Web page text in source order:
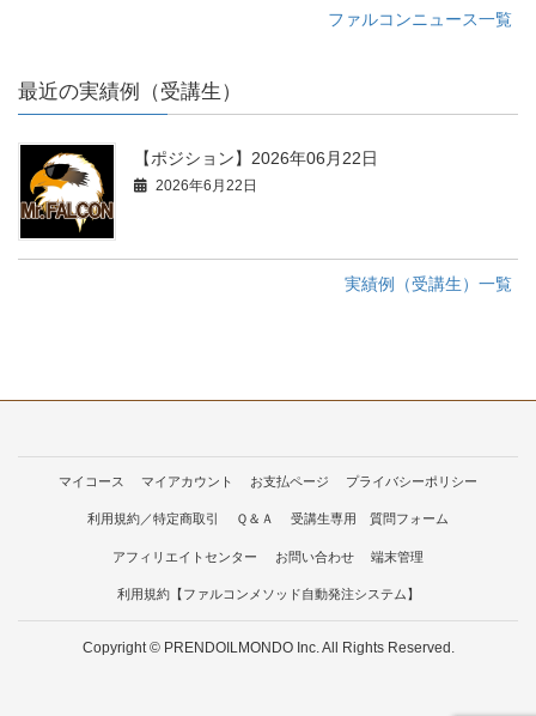
ファルコンニュース一覧
最近の実績例（受講生）
【ポジション】2026年06月22日
2026年6月22日
実績例（受講生）一覧
マイコース マイアカウント お支払ページ プライバシーポリシー
利用規約／特定商取引 Ｑ＆Ａ 受講生専用 質問フォーム
アフィリエイトセンター お問い合わせ 端末管理
利用規約【ファルコンメソッド自動発注システム】
Copyright © PRENDOILMONDO Inc. All Rights Reserved.